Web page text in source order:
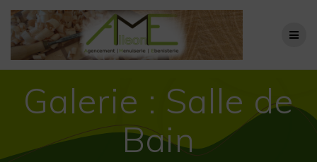
Passer
au
Galerie : Salle de
Bain